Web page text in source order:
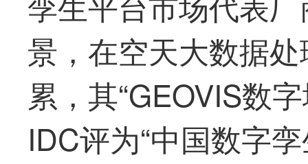
景，在空天大数据
累，其“GEOVIS数
IDC评为“中国数字